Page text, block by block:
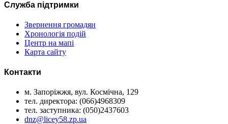
Служба підтримки
Звернення громадян
Хронологія подій
Центр на мапі
Карта сайту
Контакти
м. Запоріжжя, вул. Космічна, 129
тел. директора: (066)4968309
тел. заступника: (050)2437603
dnz@licey58.zp.ua